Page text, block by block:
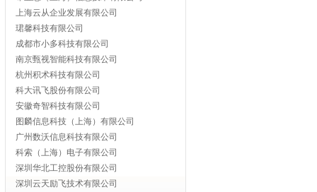
上海云从企业发展有限公司
珺馨科技有限公司
成都市小多科技有限公司
南京甄视智能科技有限公司
杭州积术科技有限公司
科大讯飞股份有限公司
安徽奇智科技有限公司
图麟信息科技（上海）有限公司
广州数沃信息科技有限公司
科索（上海）电子有限公司
深圳华北工控股份有限公司
深圳云天励飞技术有限公司